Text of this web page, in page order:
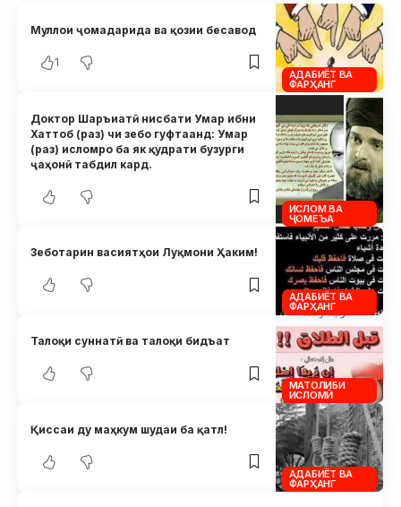
АДАБИЁТ ВА
ФАРҲАНГ
Муллои ҷомадарида ва қозии бесавод
1
ИСЛОМ ВА
ҶОМЕЪА
Доктор Шаръиатӣ нисбати Умар ибни
Хаттоб (раз) чи зебо гуфтаанд: Умар
(раз) исломро ба як қудрати бузурги
ҷаҳонӣ табдил кард.
АДАБИЁТ ВА
ФАРҲАНГ
Зеботарин васиятҳои Луқмони Ҳаким!
МАТОЛИБИ
ИСЛОМӢ
Талоқи суннатӣ ва талоқи бидъат
АДАБИЁТ ВА
ФАРҲАНГ
Қиссаи ду маҳкум шудаи ба қатл!